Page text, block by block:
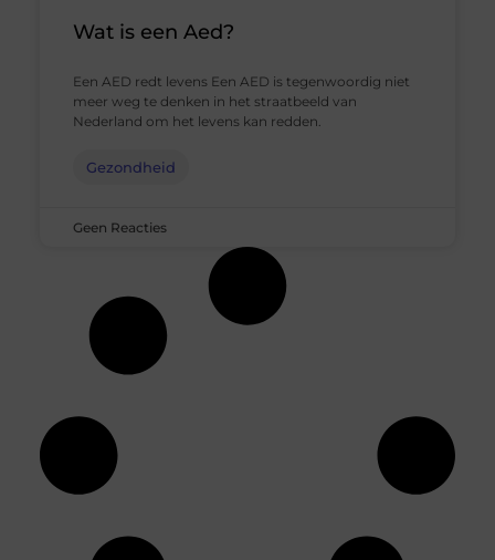
Wat is een Aed?
Een AED redt levens Een AED is tegenwoordig niet
meer weg te denken in het straatbeeld van
Nederland om het levens kan redden.
Gezondheid
Geen Reacties